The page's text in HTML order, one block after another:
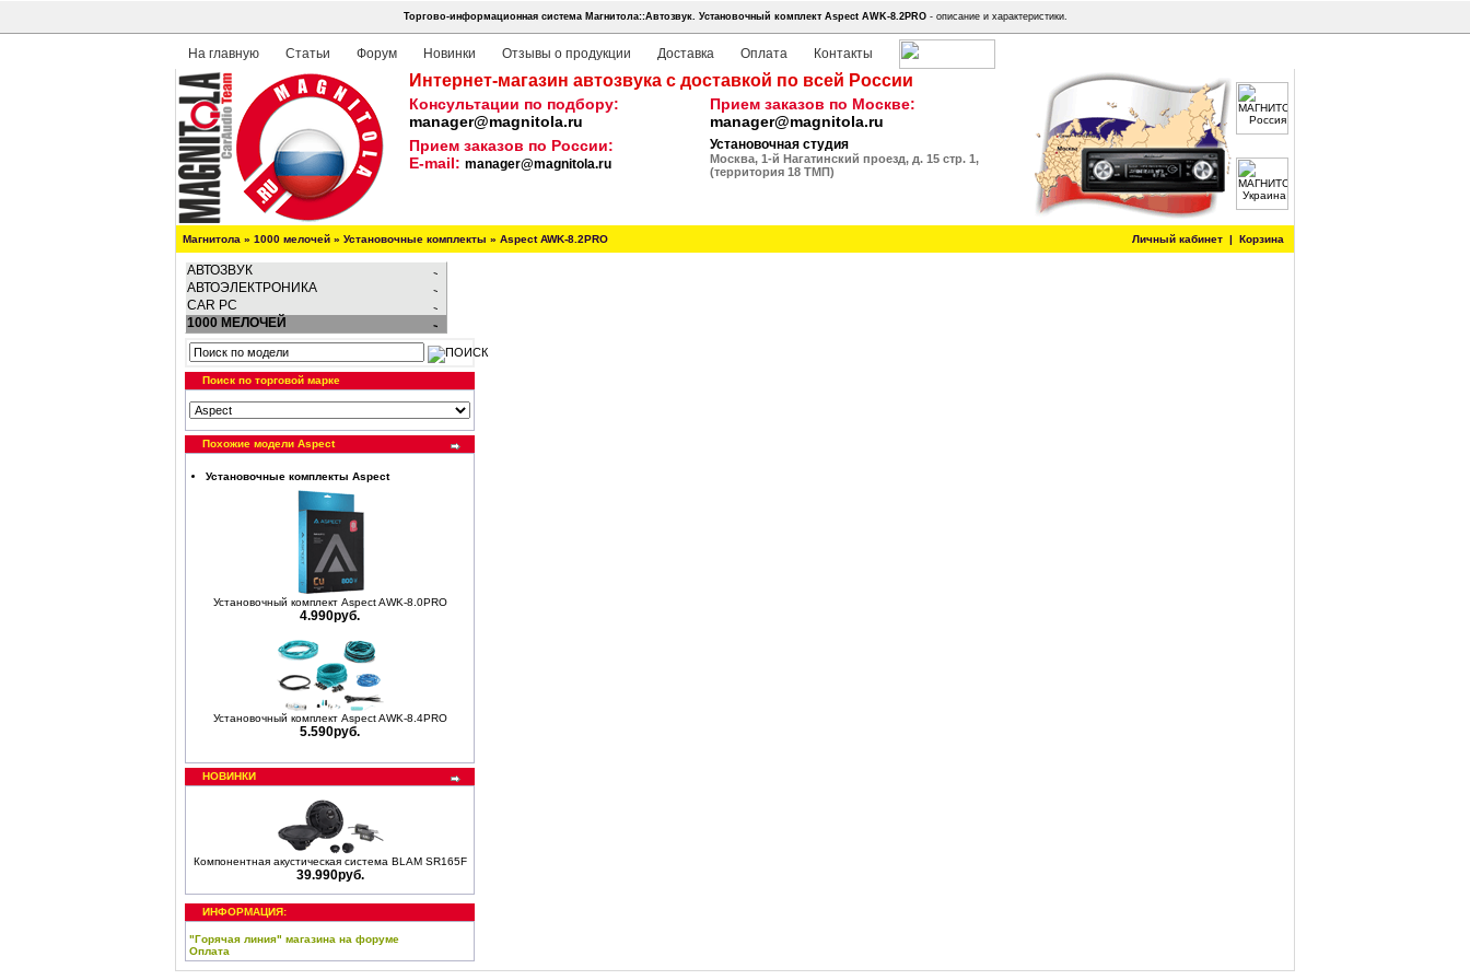
Торгово-информационная система Магнитола::Автозвук. Установочный комплект Aspect AWK-8.2PRO- описание и характеристики.
На главную Статьи Форум Новинки Отзывы о продукции Доставка Оплата Контакты
Интернет-магазин автозвука с доставкой по всей России
Консультации по подбору:
manager@magnitola.ru
Прием заказов по Москве:
manager@magnitola.ru
Прием заказов по России:
E-mail: manager@magnitola.ru
Установочная студия
Москва, 1-й Нагатинский проезд, д. 15 стр. 1,
(территория 18 ТМП)
Магнитола » 1000 мелочей » Установочные комплекты » Aspect AWK-8.2PRO Личный кабинет | Корзина
АВТОЗВУК
АВТОЭЛЕКТРОНИКА
CAR PC
1000 МЕЛОЧЕЙ
Поиск по торговой марке
Похожие модели Aspect
Установочные комплекты Aspect
Установочный комплект Aspect AWK-8.0PRO
4.990руб.
Установочный комплект Aspect AWK-8.4PRO
5.590руб.
НОВИНКИ
Компонентная акустическая система BLAM SR165F
39.990руб.
ИНФОРМАЦИЯ:
"Горячая линия" магазина на форуме
Оплата